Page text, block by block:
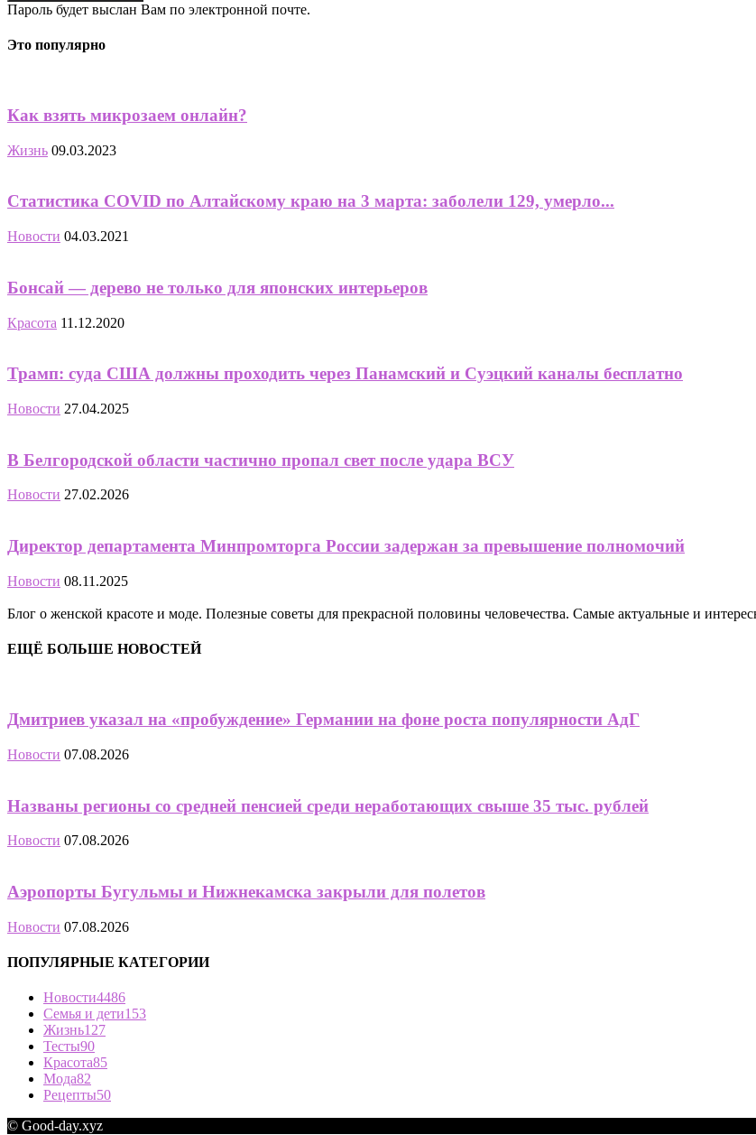
Пароль будет выслан Вам по электронной почте.
Это популярно
Как взять микрозаем онлайн?
Жизнь 09.03.2023
Статистика COVID по Алтайскому краю на 3 марта: заболели 129, умерло...
Новости 04.03.2021
Бонсай — дерево не только для японских интерьеров
Красота 11.12.2020
Трамп: суда США должны проходить через Панамский и Суэцкий каналы бесплатно
Новости 27.04.2025
В Белгородской области частично пропал свет после удара ВСУ
Новости 27.02.2026
Директор департамента Минпромторга России задержан за превышение полномочий
Новости 08.11.2025
Блог о женской красоте и моде. Полезные советы для прекрасной половины человечества. Самые актуальные и
ЕЩЁ БОЛЬШЕ НОВОСТЕЙ
Дмитриев указал на «пробуждение» Германии на фоне роста популярности АдГ
Новости 07.08.2026
Названы регионы со средней пенсией среди неработающих свыше 35 тыс. рублей
Новости 07.08.2026
Аэропорты Бугульмы и Нижнекамска закрыли для полетов
Новости 07.08.2026
ПОПУЛЯРНЫЕ КАТЕГОРИИ
Новости4486
Семья и дети153
Жизнь127
Тесты90
Красота85
Мода82
Рецепты50
© Good-day.xyz